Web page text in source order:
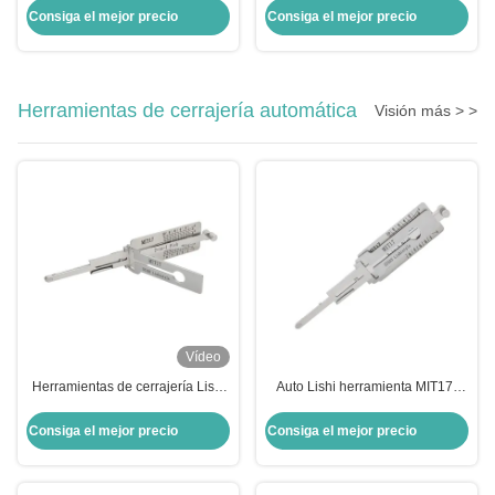
de desbloqueo de caja fuerte
Consiga el mejor precio
reparación de cerraduras de
cajas fuertes Lagard 2212 2226
Consiga el mejor precio
Herramientas de cerrajería automática Visión más > >
Vídeo
Herramientas de cerrajería Lishi
para apertura de cerraduras de
Consiga el mejor precio
Auto Lishi herramienta MIT17-
herramientas de cerrajería para
Mitsubishi puerta cerradura de
Consiga el mejor precio